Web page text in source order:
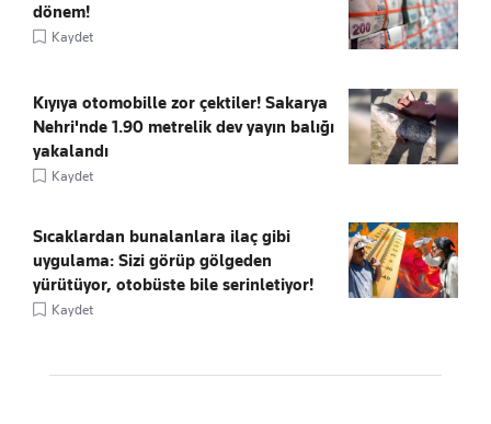
dönem!
Kaydet
Kıyıya otomobille zor çektiler! Sakarya
Nehri'nde 1.90 metrelik dev yayın balığı
yakalandı
Kaydet
Sıcaklardan bunalanlara ilaç gibi
uygulama: Sizi görüp gölgeden
yürütüyor, otobüste bile serinletiyor!
Kaydet